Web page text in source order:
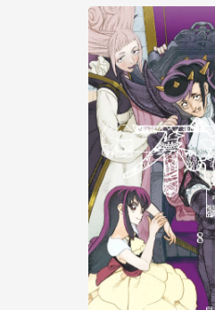
【公告】琅琅讀墨數位